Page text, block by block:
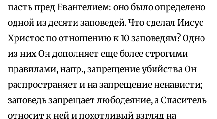
пасть пред Евангелием: оно было определено
одной из десяти заповедей. Что сделал Иисус
Христос по отношению к 10 заповедям? Одно
из них Он дополняет еще более строгими
правилами, напр., запрещение убийства Он
распространяет и на запрещение ненависти;
заповедь запрещает любодеяние, а Спаситель
относит к ней и похотливый взгляд на